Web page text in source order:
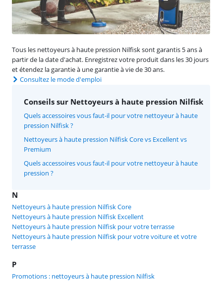
Tous les nettoyeurs à haute pression Nilfisk sont garantis 5 ans à
partir de la date d'achat. Enregistrez votre produit dans les 30 jours
et étendez la garantie à une garantie à vie de 30 ans.
Consultez le mode d'emploi
Conseils sur Nettoyeurs à haute pression Nilfisk
Quels accessoires vous faut-il pour votre nettoyeur à haute
pression Nilfisk ?
Nettoyeurs à haute pression Nilfisk Core vs Excellent vs
Premium
Quels accessoires vous faut-il pour votre nettoyeur à haute
pression ?
N
Nettoyeurs à haute pression Nilfisk Core
Nettoyeurs à haute pression Nilfisk Excellent
Nettoyeurs à haute pression Nilfisk pour votre terrasse
Nettoyeurs à haute pression Nilfisk pour votre voiture et votre
terrasse
P
Promotions : nettoyeurs à haute pression Nilfisk